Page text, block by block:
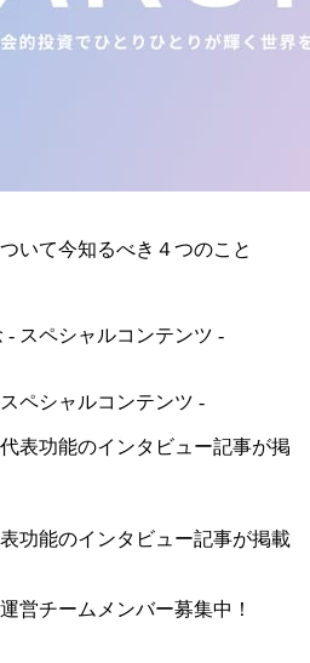
いて今知るべき４つのこと
ペシャルコンテンツ -
功能のインタビュー記事が掲載